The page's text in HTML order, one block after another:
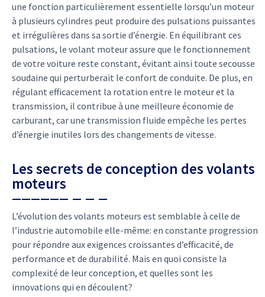
une fonction particulièrement essentielle lorsqu’un moteur
à plusieurs cylindres peut produire des pulsations puissantes
et irrégulières dans sa sortie d’énergie. En équilibrant ces
pulsations, le volant moteur assure que le fonctionnement
de votre voiture reste constant, évitant ainsi toute secousse
soudaine qui perturberait le confort de conduite. De plus, en
régulant efficacement la rotation entre le moteur et la
transmission, il contribue à une meilleure économie de
carburant, car une transmission fluide empêche les pertes
d’énergie inutiles lors des changements de vitesse.
Les secrets de conception des volants
moteurs
L’évolution des volants moteurs est semblable à celle de
l’industrie automobile elle-même: en constante progression
pour répondre aux exigences croissantes d’efficacité, de
performance et de durabilité. Mais en quoi consiste la
complexité de leur conception, et quelles sont les
innovations qui en découlent?